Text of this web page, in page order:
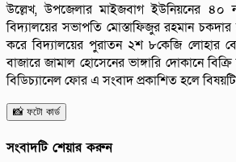
উল্লেখ, উপজেলার মাইজবাগ ইউনিয়নের ৪০
বিদ্যালয়ের সভাপতি মোস্তাফিজুর রহমান চকদার
করে বিদ্যালয়ের পুরাতন ২শ ৮কেজি লোহার
বাজারে জামাল হোসেনের ভাঙ্গারি দোকানে
বিডিচ্যানেল ফোর এ সংবাদ প্রকাশিত হলে
📸 ফটো কার্ড
সংবাদটি শেয়ার করুন